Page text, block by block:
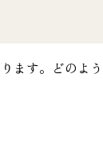
ます。どのよ